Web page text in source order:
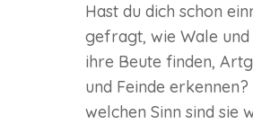
Hast du dich schon
gefragt, wie Wale
ihre Beute finden,
und Feinde
welchen Sinn sind sie